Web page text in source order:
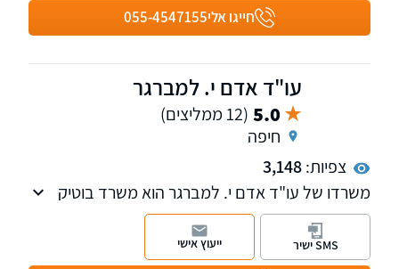
חייגו אלי055-4547155
עו"ד אדם י. למברגר
5.0 (12 ממליצים)
חיפה
צפיות:3,148
משרדו של עו"ד אדם י. למברגר הוא משרד בוטיק
העוסק בתחומי המקרקעין, מסחרי ואזרחי. המשרד
חרט על דגלו את ערכי המקצועניות, המצוינות
והשירות האיכותי.
SMS ישיר ייעוץ אישי